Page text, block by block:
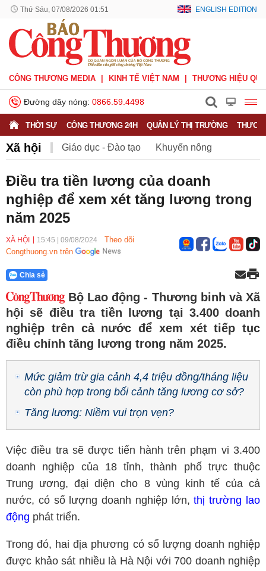
Thứ Sáu, 07/08/2026 01:51 ENGLISH EDITION
CÔNG THƯƠNG MEDIA KINH TẾ VIỆT NAM THƯƠNG HIỆU
Đường dây nóng: 0866.59.4498
THỜI SỰ CÔNG THƯƠNG 24H QUẢN LÝ THỊ TRƯỜNG
Xã hội Giáo dục - Đào tạo Khuyến nông
Phát triển bền vững Sức khỏe Việc làm
Điều tra tiền lương của doanh
nghiệp để xem xét tăng lương trong
năm 2025
XÃ HỘI 15:45 09/08/2024
Theo dõi
Congthuong.vn trên
Chia sẻ
Bộ Lao động - Thương binh và Xã
hội sẽ điều tra tiền lương tại 3.400 doanh
nghiệp trên cả nước để xem xét tiếp tục
điều chỉnh tăng lương trong năm 2025.
Mức giảm trừ gia cảnh 4,4 triệu đồng/tháng liệu
còn phù hợp trong bối cảnh tăng lương cơ sở?
Tăng lương: Niềm vui trọn vẹn?
Việc điều tra sẽ được tiến hành trên phạm vi 3.400
doanh nghiệp của 18 tỉnh, thành phố trực thuộc
Trung ương, đại diện cho 8 vùng kinh tế của cả
nước, có số lượng doanh nghiệp lớn,thị trường lao
động phát triển.
Trong đó, hai địa phương có số lượng doanh nghiệp
được khảo sát nhiều là Hà Nội với 700 doanh nghiệp